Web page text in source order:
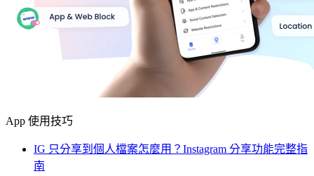
App 使用技巧
IG 只分享到個人檔案怎麼用？Instagram 分享功能完整指
南